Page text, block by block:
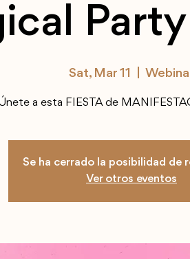
Sat, Mar 11
a esta FIESTA de
Se ha cerrado la posibilidad de
Ver otros eventos